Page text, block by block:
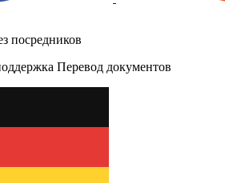
посредников
Перевод документов